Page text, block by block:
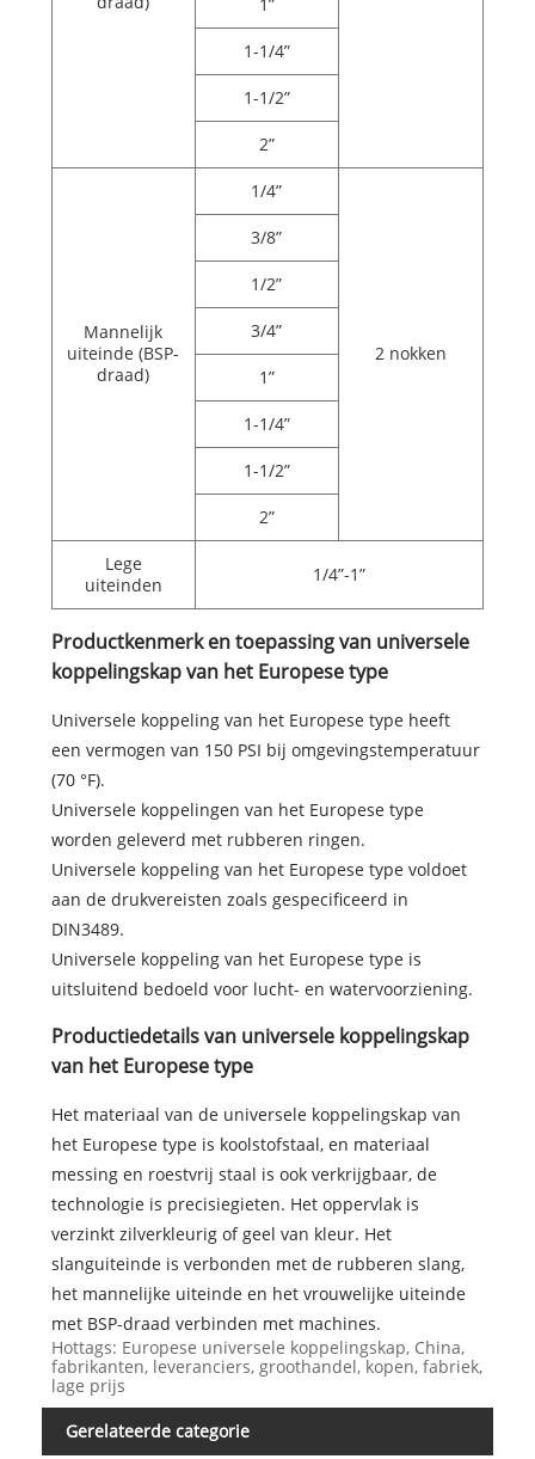
1-1/4”
1-1/2”
2”
Mannelijk
uiteinde (BSP-
draad)
1/4”
2 nokken
3/8”
1/2”
3/4”
1”
1-1/4”
1-1/2”
2”
Lege
uiteinden
1/4”-1”
Productkenmerk en toepassing van universele
koppelingskap van het Europese type
Universele koppeling van het Europese type heeft
een vermogen van 150 PSI bij omgevingstemperatuur
(70 °F).
Universele koppelingen van het Europese type
worden geleverd met rubberen ringen.
Universele koppeling van het Europese type voldoet
aan de drukvereisten zoals gespecificeerd in
DIN3489.
Universele koppeling van het Europese type is
uitsluitend bedoeld voor lucht- en watervoorziening.
Productiedetails van universele koppelingskap
van het Europese type
Het materiaal van de universele koppelingskap van
het Europese type is koolstofstaal, en materiaal
messing en roestvrij staal is ook verkrijgbaar, de
technologie is precisiegieten. Het oppervlak is
verzinkt zilverkleurig of geel van kleur. Het
slanguiteinde is verbonden met de rubberen slang,
het mannelijke uiteinde en het vrouwelijke uiteinde
met BSP-draad verbinden met machines.
Hottags: Europese universele koppelingskap, China,
fabrikanten, leveranciers, groothandel, kopen, fabriek,
lage prijs
Gerelateerde categorie